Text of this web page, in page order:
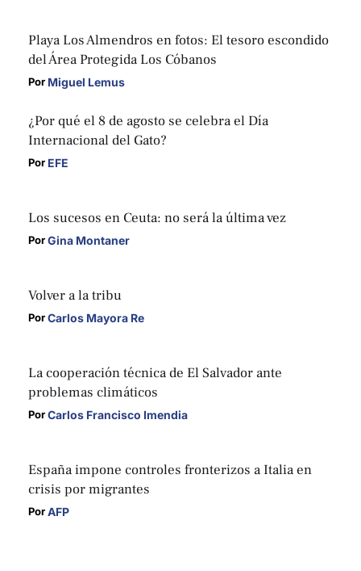
Playa Los Almendros en fotos: El tesoro escondido
del Área Protegida Los Cóbanos
Por Miguel Lemus
¿Por qué el 8 de agosto se celebra el Día
Internacional del Gato?
Por EFE
Los sucesos en Ceuta: no será la última vez
Por Gina Montaner
Volver a la tribu
Por Carlos Mayora Re
La cooperación técnica de El Salvador ante
problemas climáticos
Por Carlos Francisco Imendia
España impone controles fronterizos a Italia en
crisis por migrantes
Por AFP